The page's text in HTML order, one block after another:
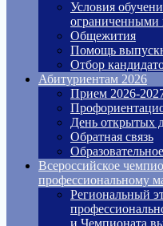
Условия
ограниченными
Общежития
Помощь
Отбор
Абитуриентам 2026
Прием 2026-
День открытых
Обратная связь
Всероссийское
профессиональному
Региональный
и Чемпионата